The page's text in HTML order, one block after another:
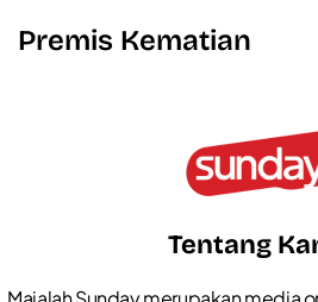
Premis Kematian
Tentang